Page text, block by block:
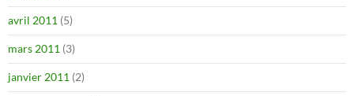
avril 2011 (5)
mars 2011 (3)
janvier 2011 (2)